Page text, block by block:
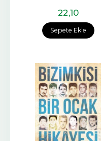
Sepete Ekle
22,10